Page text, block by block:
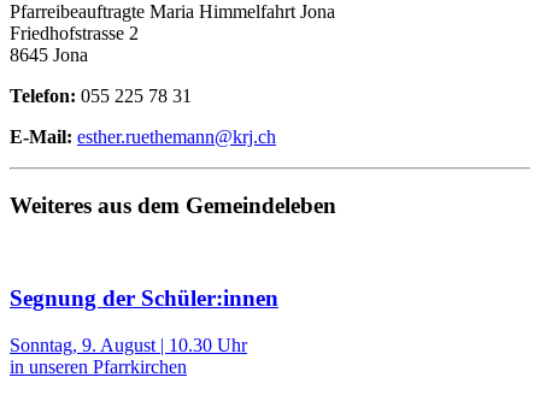
Pfarreibeauftragte Maria Himmelfahrt Jona
Friedhofstrasse 2
8645 Jona
Telefon: 055 225 78 31
E-Mail: esther.ruethemann@krj.ch
Weiteres aus dem Gemeindeleben
Segnung der Schüler:innen
Sonntag, 9. August | 10.30 Uhr
in unseren Pfarrkirchen